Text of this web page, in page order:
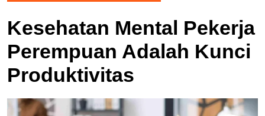
Kesehatan Mental Pekerja
Perempuan Adalah Kunci
Produktivitas